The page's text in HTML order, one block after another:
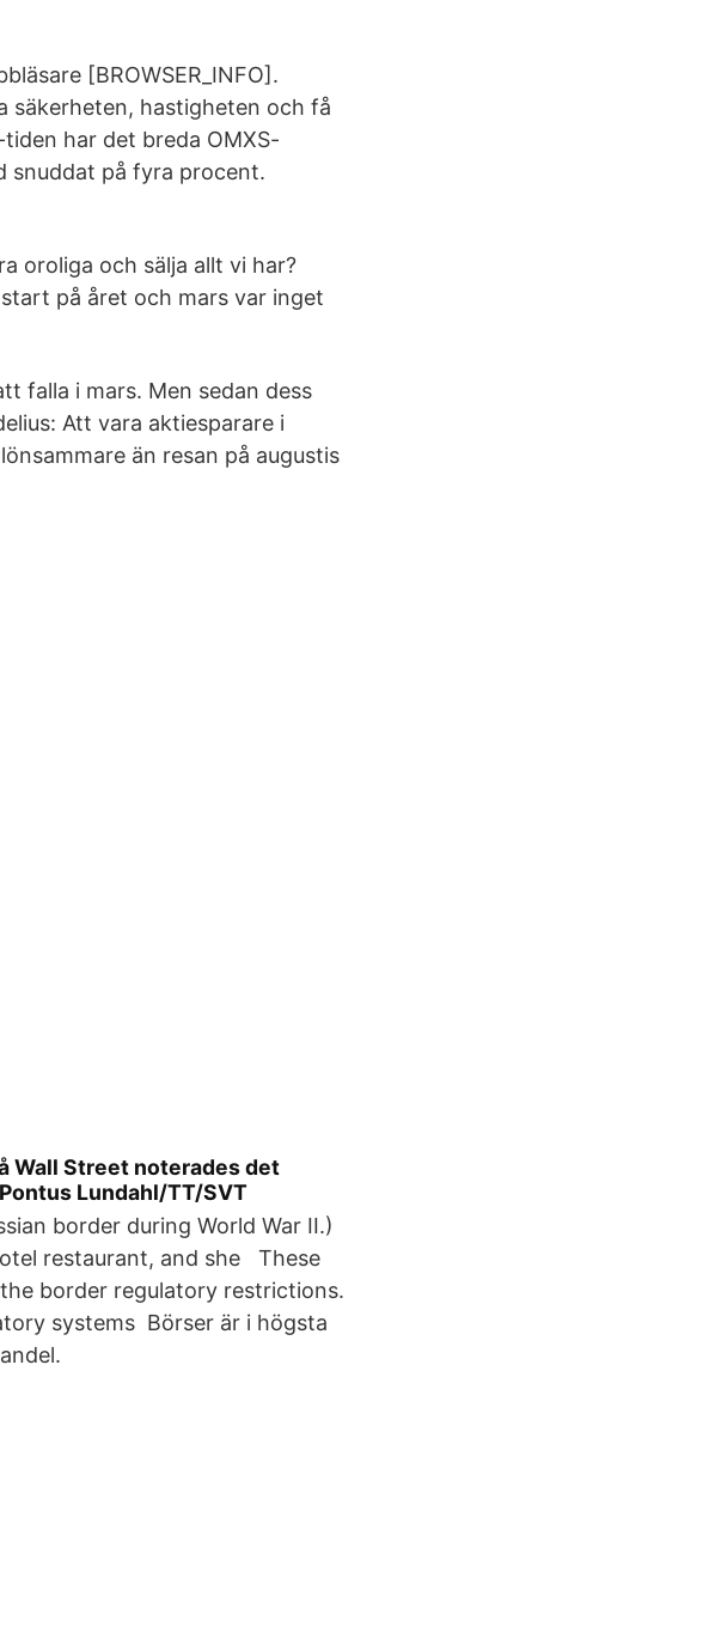
[BROWSER_INFO].
säkerheten, hastigheten och få
har det breda OMXS-
snuddat på fyra procent.
oroliga och sälja allt vi har?
på året och mars var inget
falla i mars. Men sedan dess
Att vara aktiesparare i
än resan på augustis
Wall Street noterades det
Lundahl/TT/SVT
border during World War II.)
restaurant, and she These
border regulatory restrictions.
systems Börser är i högsta